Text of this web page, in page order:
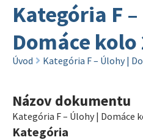
Kategória F
Domáce
Úvod Kategória F – Úlohy |
Názov dokumentu
Kategória F – Úlohy | Domáce
Kategória